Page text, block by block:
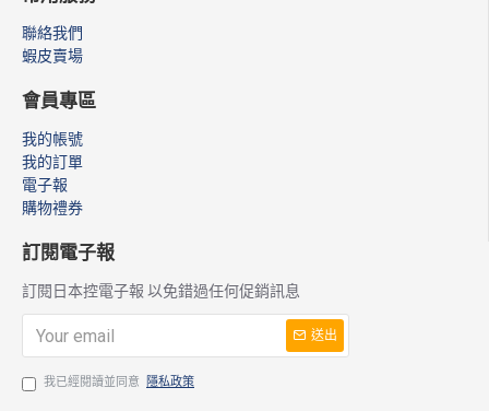
聯絡我們
蝦皮賣場
會員專區
我的帳號
我的訂單
電子報
購物禮券
訂閱電子報
訂閱日本控電子報 以免錯過任何促銷訊息
送出
我已經閱讀並同意 隱私政策